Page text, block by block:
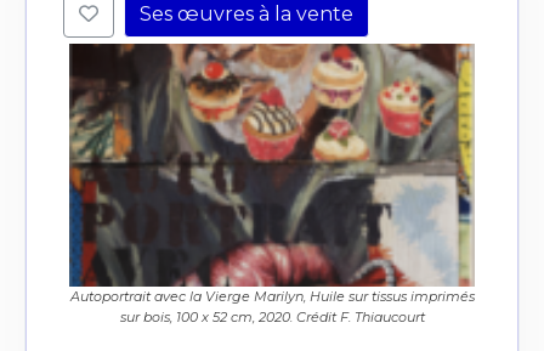
Ses œuvres à la vente
Autoportrait avec la Vierge Marilyn, Huile sur tissus imprimés
sur bois, 100 x 52 cm, 2020. Crédit F. Thiaucourt